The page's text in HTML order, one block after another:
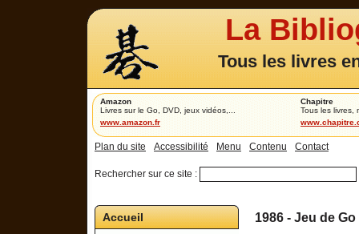
La
Tous les livres
Amazon
Livres sur le Go, DVD, jeux vidéos,...
www.amazon.fr
Chapitre
Tous les livres,
Plan du site Accessibilité Menu Contenu Contact
Rechercher sur ce site :
Accueil 1986 - Jeu de